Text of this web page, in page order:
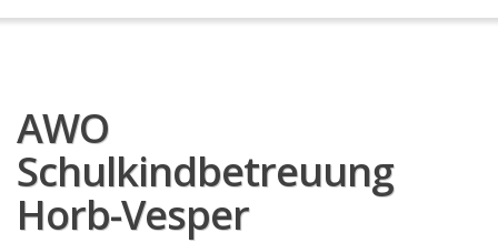
AWO
Schulkindbetreuung
Horb-Vesper